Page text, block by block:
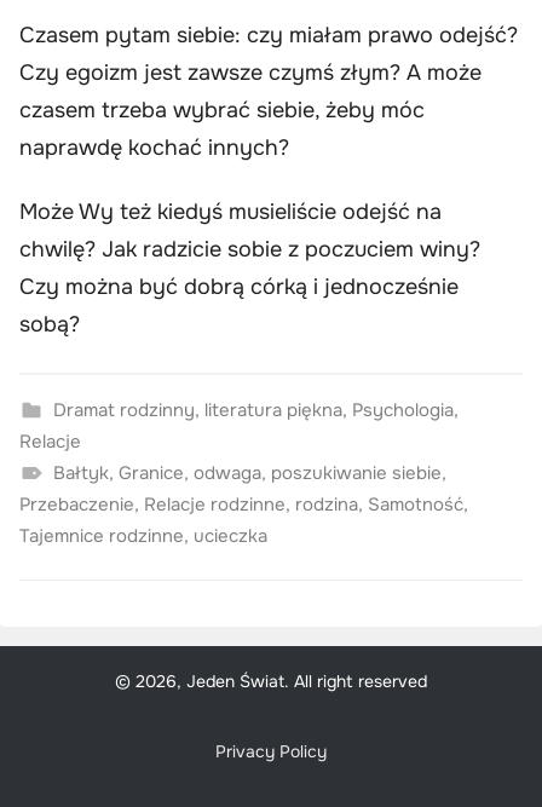
Czasem pytam siebie: czy miałam prawo odejść?
Czy egoizm jest zawsze czymś złym? A może
czasem trzeba wybrać siebie, żeby móc
naprawdę kochać innych?
Może Wy też kiedyś musieliście odejść na
chwilę? Jak radzicie sobie z poczuciem winy?
Czy można być dobrą córką i jednocześnie
sobą?
Dramat rodzinny, literatura piękna, Psychologia,
Relacje
Bałtyk, Granice, odwaga, poszukiwanie siebie,
Przebaczenie, Relacje rodzinne, rodzina, Samotność,
Tajemnice rodzinne, ucieczka
© 2026, Jeden Świat. All right reserved
Privacy Policy